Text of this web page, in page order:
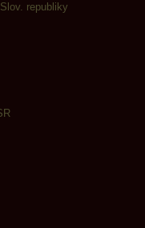
republiky